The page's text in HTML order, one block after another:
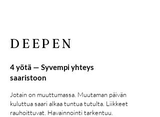
DEEPEN
4 yötä — Syvempi yhteys
saaristoon
Jotain on muuttumassa. Muutaman päivän
kuluttua saari alkaa tuntua tutulta. Liikkeet
rauhoittuvat. Havainnointi tarkentuu.